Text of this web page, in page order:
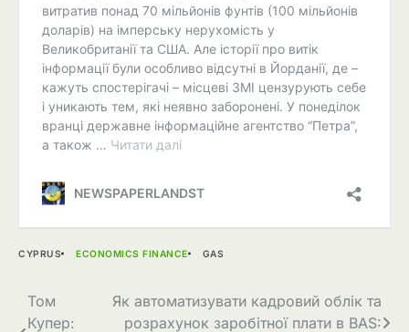
CYPRUS ECONOMICS FINANCE GAS
Навігація
Том
Купер:
Як автоматизувати кадровий облік та
розрахунок заробітної плати в BAS: